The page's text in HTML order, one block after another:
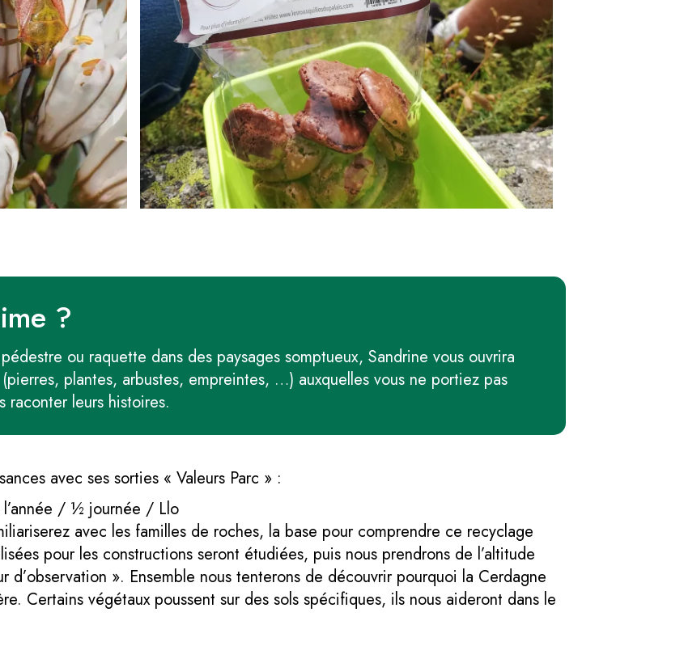
?
ou raquette dans des paysages somptueux, Sandrine vous ouvrira
plantes, arbustes, empreintes, …) auxquelles vous ne portiez pas
raconter leurs histoires.
avec ses sorties « Valeurs Parc » :
l’année / ½ journée / Llo
avec les familles de roches, la base pour comprendre ce recyclage
pour les constructions seront étudiées, puis nous prendrons de l’altitude
d’observation ». Ensemble nous tenterons de découvrir pourquoi la Cerdagne
Certains végétaux poussent sur des sols spécifiques, ils nous aideront dans le